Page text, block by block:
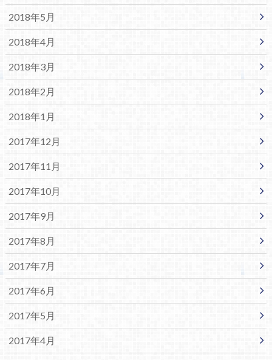
2018年5月
2018年4月
2018年3月
2018年2月
2018年1月
2017年12月
2017年11月
2017年10月
2017年9月
2017年8月
2017年7月
2017年6月
2017年5月
2017年4月